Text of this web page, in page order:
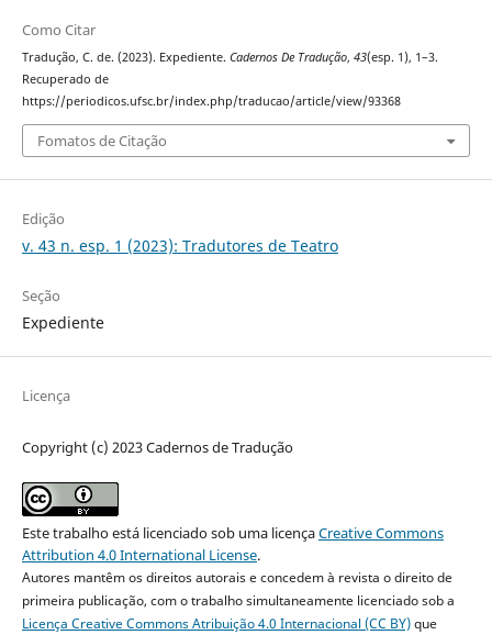
Como Citar
Tradução, C. de. (2023). Expediente. Cadernos De Tradução, 43(esp. 1), 1–3.
Recuperado de
https://periodicos.ufsc.br/index.php/traducao/article/view/93368
Fomatos de Citação
Edição
v. 43 n. esp. 1 (2023): Tradutores de Teatro
Seção
Expediente
Licença
Copyright (c) 2023 Cadernos de Tradução
Este trabalho está licenciado sob uma licençaCreative Commons
Attribution 4.0 International License.
Autores mantêm os direitos autorais e concedem à revista o direito de
primeira publicação, com o trabalho simultaneamente licenciado sob a
Licença Creative Commons Atribuição 4.0 Internacional (CC BY)que